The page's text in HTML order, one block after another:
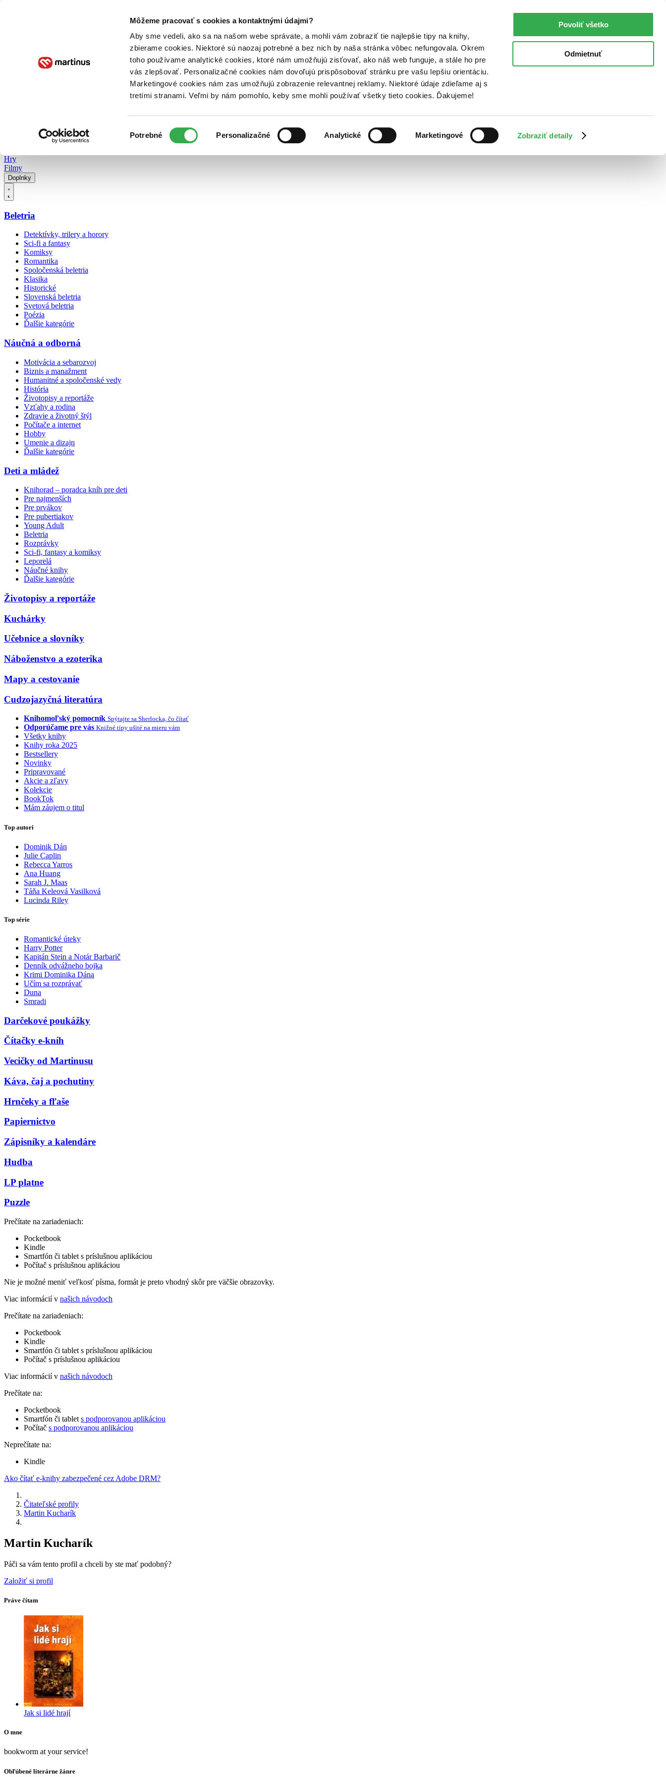
Môžeme pracovať s cookies a kontaktnými údajmi?
Aby sme vedeli, ako sa na našom webe správate, a mohli vám zobraziť tie najlepšie tipy na knihy,
zbierame cookies. Niektoré sú naozaj potrebné a bez nich by naša stránka vôbec nefungovala. Okrem
toho používame analytické cookies, ktoré nám umožňujú zisťovať, ako náš web funguje, a stále ho pre
vás zlepšovať. Personalizačné cookies nám dovoľujú prispôsobovať stránku pre vašu lepšiu orientáciu.
Marketingové cookies nám zas umožňujú zobrazenie relevantnej reklamy. Niektoré údaje zdieľame aj s
tretími stranami. Veľmi by nám pomohlo, keby sme mohli používať všetky tieto cookies. Ďakujeme!
súhlasu
Potrebné Personalizačné Analytické Marketingové Zobraziť detaily
Povoliť všetko
Odmietnuť
Poukážky Kontakt
Hry
Filmy
Doplnky
Beletria
Detektívky, trilery a horory
Sci-fi a fantasy
Komiksy
Romantika
Spoločenská beletria
Klasika
Historické
Slovenská beletria
Svetová beletria
Poézia
Ďalšie kategórie
Náučná a odborná
Motivácia a sebarozvoj
Biznis a manažment
Humanitné a spoločenské vedy
História
Životopisy a reportáže
Vzťahy a rodina
Zdravie a životný štýl
Počítače a internet
Hobby
Umenie a dizajn
Ďalšie kategórie
Deti a mládež
Knihorad – poradca kníh pre deti
Pre najmenších
Pre prvákov
Pre pubertiakov
Young Adult
Beletria
Rozprávky
Sci-fi, fantasy a komiksy
Leporelá
Náučné knihy
Ďalšie kategórie
Životopisy a reportáže
Kuchárky
Učebnice a slovníky
Náboženstvo a ezoterika
Mapy a cestovanie
Cudzojazyčná literatúra
Knihomoľský pomocník Spýtajte sa Sherlocka, čo čítať
Odporúčame pre vás Knižné tipy ušité na mieru vám
Všetky knihy
Knihy roka 2025
Bestsellery
Novinky
Pripravované
Akcie a zľavy
Kolekcie
BookTok
Mám záujem o titul
Top autori
Dominik Dán
Julie Caplin
Rebecca Yarros
Ana Huang
Sarah J. Maas
Táňa Keleová Vasilková
Lucinda Riley
Top série
Romantické úteky
Harry Potter
Kapitán Stein a Notár Barbarič
Denník odvážneho bojka
Krimi Dominika Dána
Učím sa rozprávať
Duna
Smradi
Darčekové poukážky
Čítačky e-kníh
Vecičky od Martinusu
Káva, čaj a pochutiny
Hrnčeky a fľaše
Papiernictvo
Zápisníky a kalendáre
Hudba
LP platne
Puzzle
Prečítate na zariadeniach:
Pocketbook
Kindle
Smartfón či tablet s príslušnou aplikáciou
Počítač s príslušnou aplikáciou
Nie je možné meniť veľkosť písma, formát je preto vhodný skôr pre väčšie obrazovky.
Viac informácií v našich návodoch
Prečítate na zariadeniach:
Pocketbook
Kindle
Smartfón či tablet s príslušnou aplikáciou
Počítač s príslušnou aplikáciou
Viac informácií v našich návodoch
Prečítate na:
Pocketbook
Smartfón či tablet s podporovanou aplikáciou
Počítač s podporovanou aplikáciou
Neprečítate na:
Kindle
Ako čítať e-knihy zabezpečené cez Adobe DRM?
Čitateľské profily
Martin Kucharík
Martin Kucharík
Páči sa vám tento profil a chceli by ste mať podobný?
Založiť si profil
Práve čítam
Jak si lidé hrají
O mne
bookworm at your service!
Obľúbené literárne žánre